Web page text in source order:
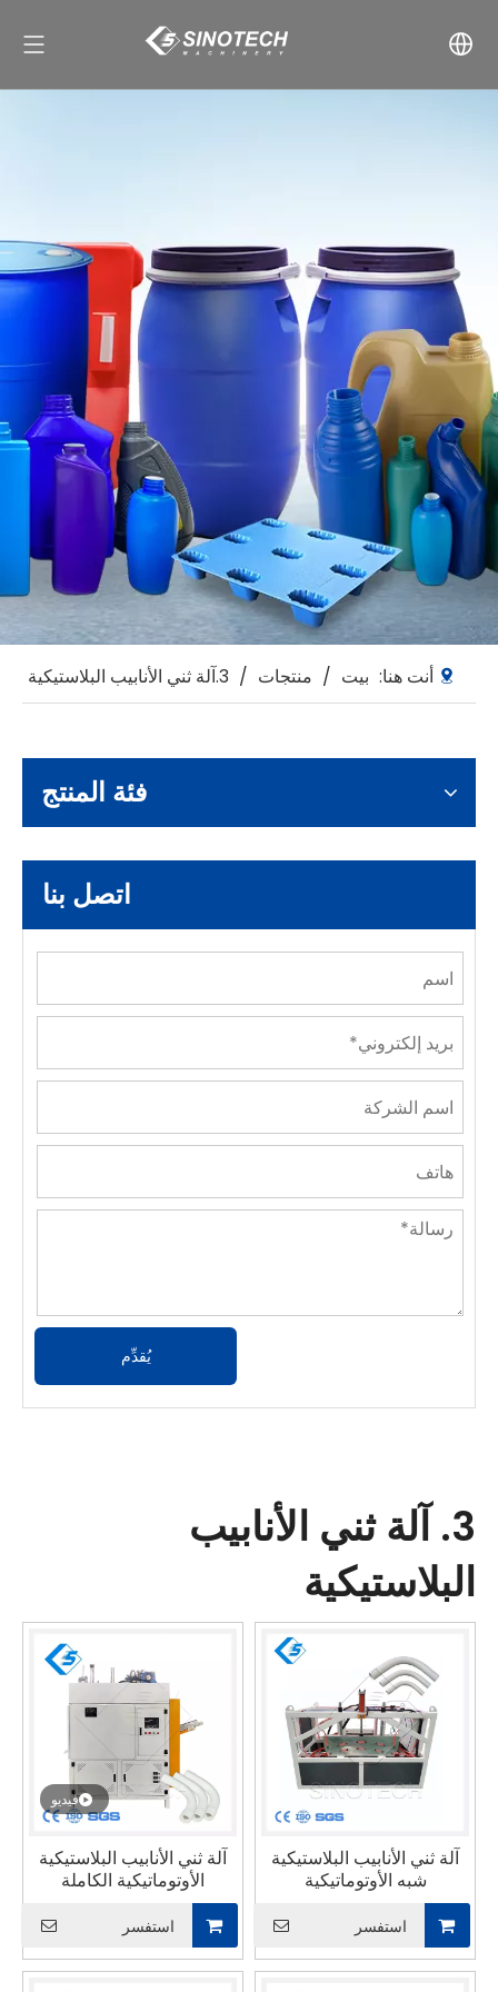
أنت هنا: بيت / منتجات / 3.آلة ثني الأنابيب البلاستيكية
فئة المنتج
اتصل بنا
يُقدِّم
3. آلة ثني الأنابيب
البلاستيكية
آلة ثني الأنابيب البلاستيكية
شبه الأوتوماتيكية
استفسر
فيديو
آلة ثني الأنابيب البلاستيكية
الأوتوماتيكية الكاملة
PVC
استفسر